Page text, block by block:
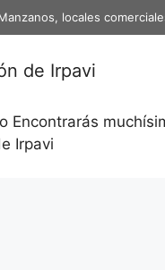
locales
de Irpavi
Encontrarás
Irpavi